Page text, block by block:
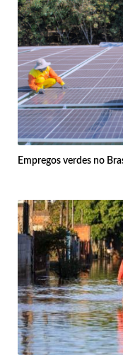
Empregos verdes no